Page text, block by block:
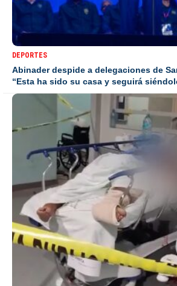
DEPORTES
Abinader despide a delegaciones de
“Esta ha sido su casa y seguirá